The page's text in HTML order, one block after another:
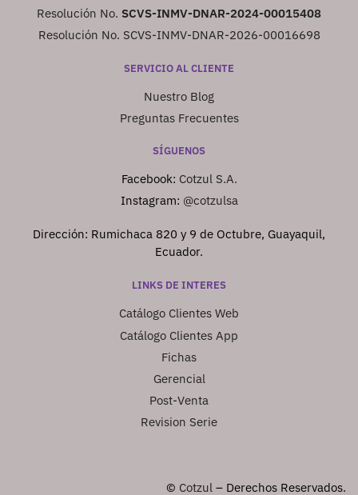
Resolución No. SCVS-INMV-DNAR-2024-00015408
Resolución No. SCVS-INMV-DNAR-2026-00016698
SERVICIO AL CLIENTE
Nuestro Blog
Preguntas Frecuentes
SÍGUENOS
Facebook: Cotzul S.A.
Instagram: @cotzulsa
Dirección: Rumichaca 820 y 9 de Octubre, Guayaquil,
Ecuador.
LINKS DE INTERES
Catálogo Clientes Web
Catálogo Clientes App
Fichas
Gerencial
Post-Venta
Revision Serie
© Cotzul – Derechos Reservados.